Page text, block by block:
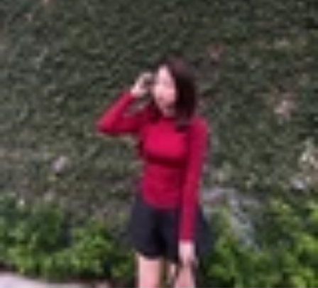
Tin Mới
Đánh Giá - Trên Tay So Sánh Tư vấn
Khuyến
mãiThủ thuật Hỏi đáp App - Game Thông báo
Khách
hàng - Sự kiện
Hướng dẫn cách tóm tắt nội dung
video trên Youtube bằng AI miễn
phí, nhanh chóng
Anh Thư
Ngày đăng: 19/05/2025
Cập nhật:
19/05/2025
Theo dõi XTMobile trên